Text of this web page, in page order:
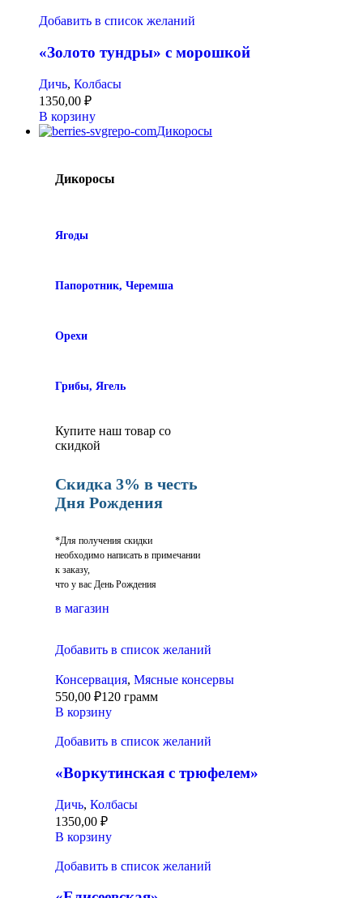
Добавить в список желаний
«Золото тундры» с морошкой
Дичь, Колбасы
1350,00 ₽
В корзину
Дикоросы
Дикоросы
Ягоды
Папоротник, Черемша
Орехи
Грибы, Ягель
Купите наш товар со
скидкой
Скидка 3% в честь
Дня Рождения
*Для получения скидки
необходимо написать в примечании
к заказу,
что у вас День Рождения
в магазин
Добавить в список желаний
Консервация, Мясные консервы
550,00 ₽120 грамм
В корзину
Добавить в список желаний
«Воркутинская с трюфелем»
Дичь, Колбасы
1350,00 ₽
В корзину
Добавить в список желаний